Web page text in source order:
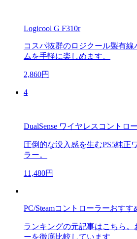
Logicool G F310r
コスパ抜群のロジクール製有線
ムを手軽に楽しめます。
2,860円
4
DualSense ワイヤレスコントロ
圧倒的な没入感を生むPS5純正
ラー。
11,480円
PC/Steamコントローラーおすす
ランキングの元記事はこちら。
ーを徹底比較しています